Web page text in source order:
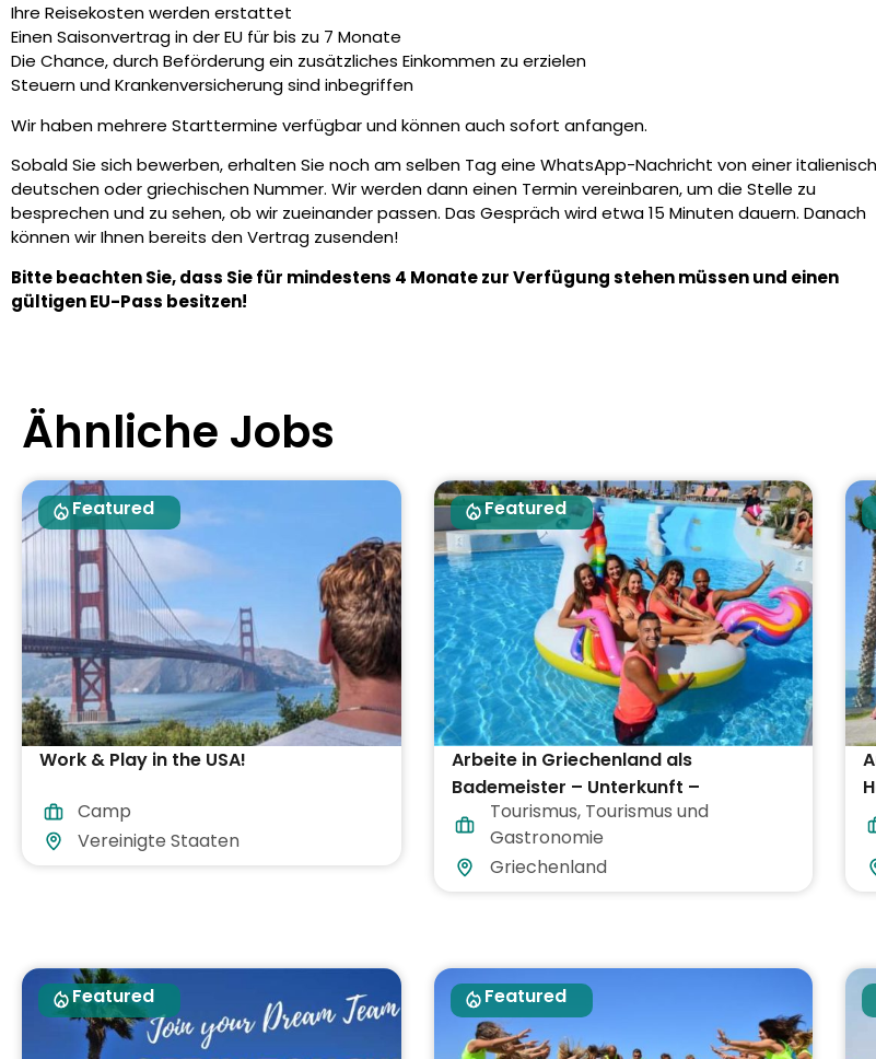
Ihre Reisekosten werden erstattet
Einen Saisonvertrag in der EU für bis zu 7 Monate
Die Chance, durch Beförderung ein zusätzliches Einkommen zu erzielen
Steuern und Krankenversicherung sind inbegriffen
Wir haben mehrere Starttermine verfügbar und können auch sofort anfangen.
Sobald Sie sich bewerben, erhalten Sie noch am selben Tag eine WhatsApp-Nachricht von einer
deutschen oder griechischen Nummer. Wir werden dann einen Termin vereinbaren, um die Stelle zu
besprechen und zu sehen, ob wir zueinander passen. Das Gespräch wird etwa 15 Minuten dauern. Danach
können wir Ihnen bereits den Vertrag zusenden!
Bitte beachten Sie, dass Sie für mindestens 4 Monate zur Verfügung stehen müssen und einen
gültigen EU-Pass besitzen!
Ähnliche Jobs
Featured
Work & Play in the USA!
Camp
Vereinigte Staaten
Featured
Arbeite in Griechenland als
Bademeister – Unterkunft –
Verpflegung inklusive
Tourismus, Tourismus und
Gastronomie
Griechenland
Featured Featured